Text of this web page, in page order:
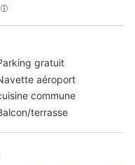
gratuit
aéroport
commune
terrasse